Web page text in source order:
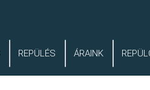
REPÜLÉS ÁRAINK